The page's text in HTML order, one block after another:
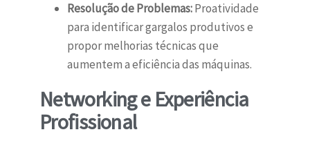
Resolução de Problemas:Proatividade
para identificar gargalos produtivos e
propor melhorias técnicas que
aumentem a eficiência das máquinas.
Networking e Experiência
Profissional